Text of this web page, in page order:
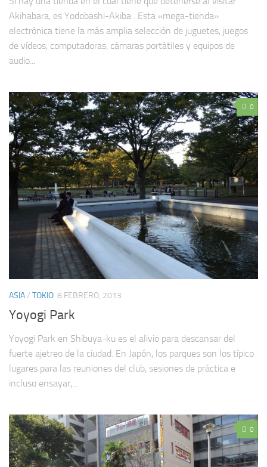
Akihabara, es Yodobashi-Akiba . Esta «mega-tienda»
electrónica tiene la más amplia selección de juguetes, juegos
de vídeos, computadoras, cámaras portátiles y equipos de
audio...
0
ASIA/ TOKIO 8 FEBRERO, 2013
Yoyogi Park
Yoyogi Park en Shibuya-ku es el alivio para descansar del
fuerte ajetreo de la ciudad. En Japón, los parques son los típico
lugares para las reuniones del club, sesiones de práctica e
incluso ensayar,...
0